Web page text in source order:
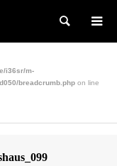
検索
i36sr/m-
breadcrumb.php on line